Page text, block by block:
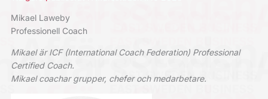
Mikael Laweby
Professionell Coach
Mikael är ICF (International Coach Federation) Professional
Certified Coach.
Mikael coachar grupper, chefer och medarbetare.